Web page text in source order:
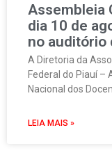
Assembleia
dia 10 de
no auditório
A Diretoria da
Federal do Piauí –
Nacional dos
LEIA MAIS »